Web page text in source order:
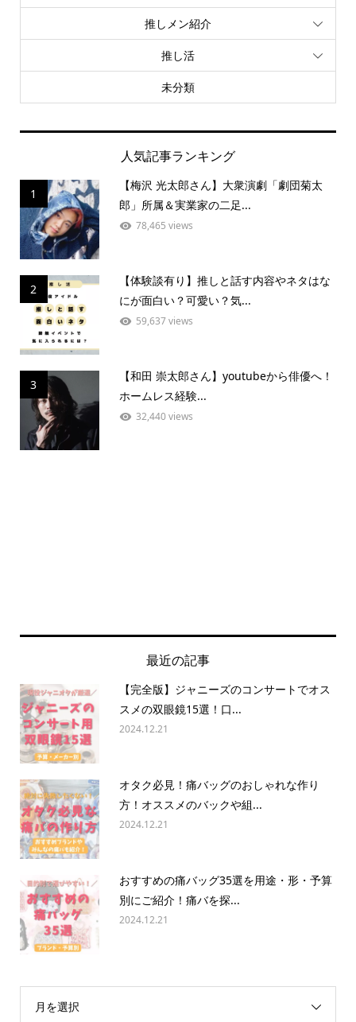
推しメン紹介
推し活
未分類
人気記事ランキング
1
【梅沢 光太郎さん】大衆演劇「劇団菊太
郎」所属＆実業家の二足...
78,465 views
2
【体験談有り】推しと話す内容やネタはな
にが面白い？可愛い？気...
59,637 views
3
【和田 崇太郎さん】youtubeから俳優へ！
ホームレス経験...
32,440 views
最近の記事
【完全版】ジャニーズのコンサートでオス
スメの双眼鏡15選！口...
2024.12.21
オタク必見！痛バッグのおしゃれな作り
方！オススメのバックや組...
2024.12.21
おすすめの痛バッグ35選を用途・形・予算
別にご紹介！痛バを探...
2024.12.21
月を選択